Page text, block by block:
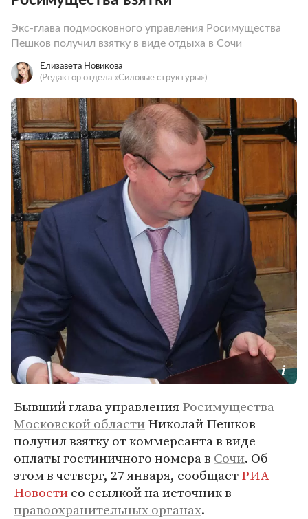
Экс-глава подмосковного управления Росимущества
Пешков получил взятку в виде отдыха в Сочи
Елизавета Новикова
(Редактор отдела «Силовые структуры»)
Бывший глава управленияРосимущества
Московской областиНиколай Пешков
получил взятку от коммерсанта в виде
оплаты гостиничного номера в Сочи. Об
этом в четверг, 27 января, сообщаетРИА
Новостисо ссылкой на источник в
правоохранительных органах.